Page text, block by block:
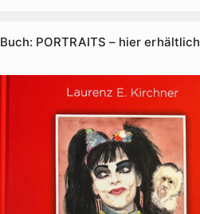
Buch: PORTRAITS – hier erhältlich